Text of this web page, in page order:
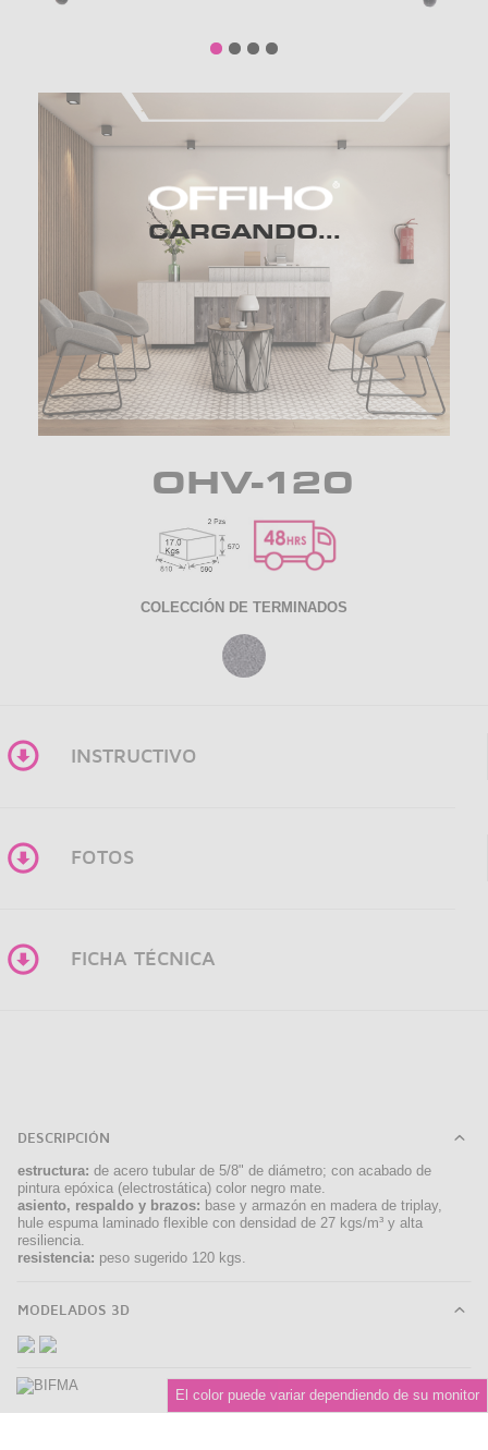
CARGANDO...
OHV-120
COLECCIÓN DE TERMINADOS
INSTRUCTIVO
FOTOS
FICHA TÉCNICA
DESCRIPCIÓN
estructura: de acero tubular de 5/8" de diámetro; con acabado de
pintura epóxica (electrostática) color negro mate.
asiento, respaldo y brazos: base y armazón en madera de triplay,
hule espuma laminado flexible con densidad de 27 kgs/m³ y alta
resiliencia.
resistencia: peso sugerido 120 kgs.
MODELADOS 3D
El color puede variar dependiendo de su monitor